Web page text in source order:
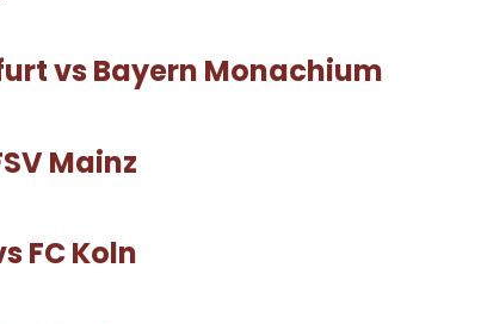
vs Bayern Monachium
Mainz
FC Koln